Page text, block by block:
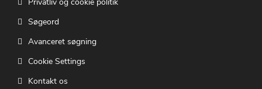
Søgeord
Avanceret søgning
Cookie Settings
Kontakt os